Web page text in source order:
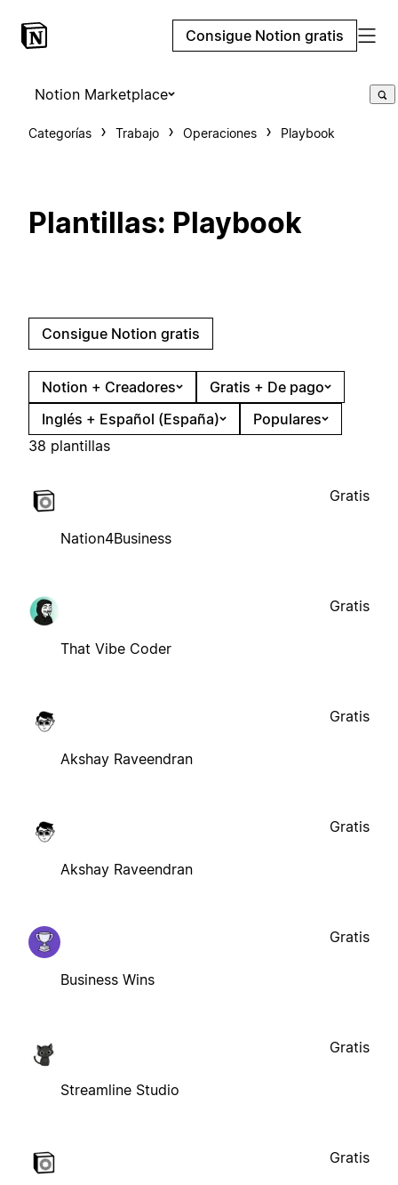
Consigue Notion gratis
Notion Marketplace
Categorías Trabajo Operaciones Playbook
Plantillas: Playbook
Consigue Notion gratis
Notion + Creadores
Gratis + De pago
Inglés + Español (España)
Populares
38 plantillas
Nation4Business
Gratis
That Vibe Coder
Gratis
Akshay Raveendran
Gratis
Akshay Raveendran
Gratis
Business Wins
Gratis
Streamline Studio
Gratis
Gratis